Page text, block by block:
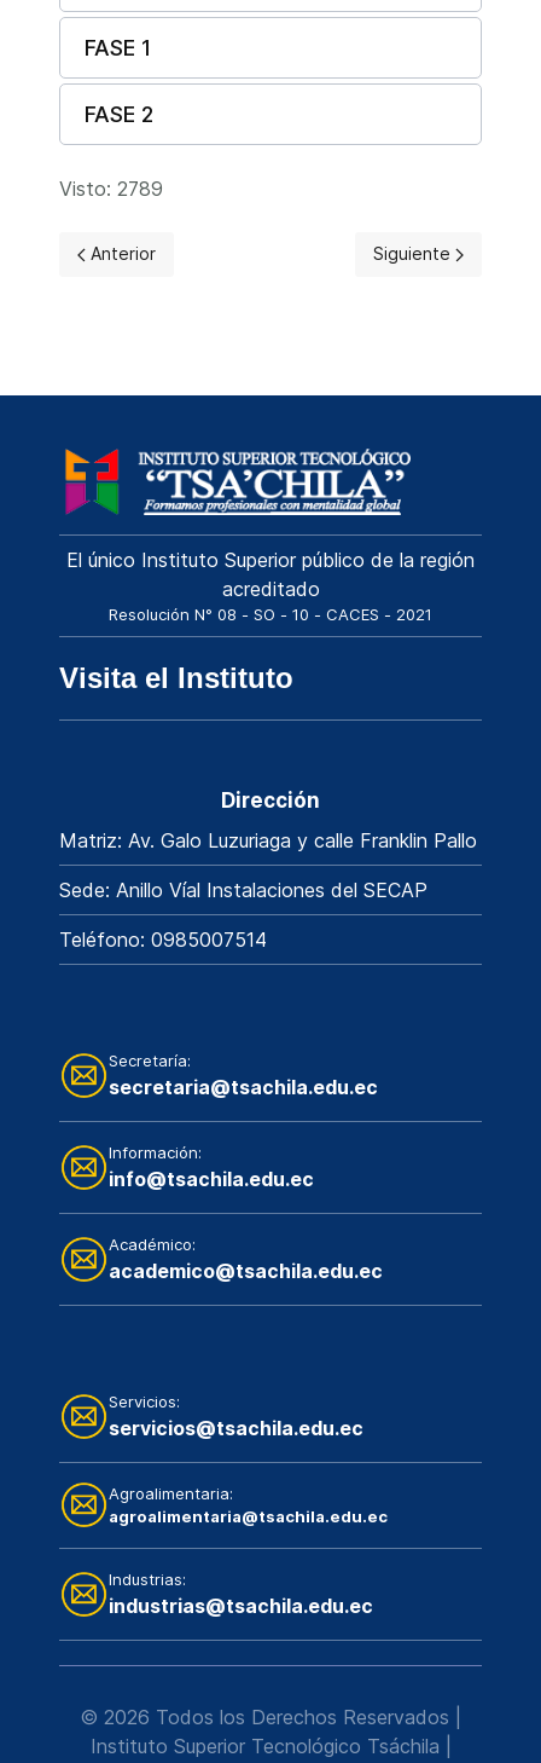
FASE 1
FASE 2
Visto: 2789
Artículo anterior: Tecnología Superior en en
Anterior Artículo siguiente:
Siguiente
El único Instituto Superior público de la región
acreditado
Resolución N° 08 - SO - 10 - CACES - 2021
Visita el Instituto
Dirección
Matriz: Av. Galo Luzuriaga y calle Franklin Pallo
Sede: Anillo Víal Instalaciones del SECAP
Teléfono: 0985007514
Secretaría:
secretaria@tsachila.edu.ec
Información:
info@tsachila.edu.ec
Académico:
academico@tsachila.edu.ec
Servicios:
servicios@tsachila.edu.ec
Agroalimentaria:
agroalimentaria@tsachila.edu.ec
Industrias:
industrias@tsachila.edu.ec
© 2026 Todos los Derechos Reservados |
Instituto Superior Tecnológico Tsáchila